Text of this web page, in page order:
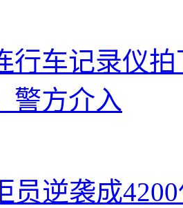
行车记录仪
警方介入
员逆袭成